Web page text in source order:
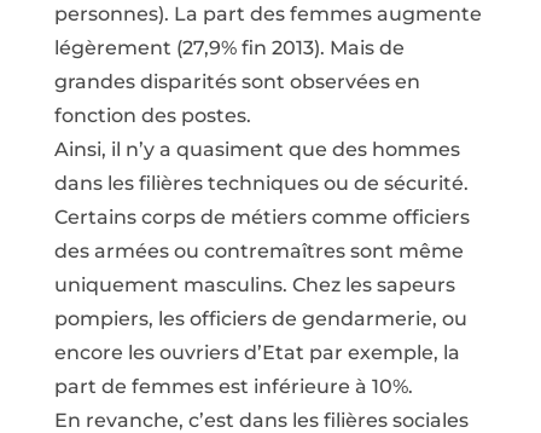
personnes). La part des femmes augmente
légèrement (27,9% fin 2013). Mais de
grandes disparités sont observées en
fonction des postes.
Ainsi, il n’y a quasiment que des hommes
dans les filières techniques ou de sécurité.
Certains corps de métiers comme officiers
des armées ou contremaîtres sont même
uniquement masculins. Chez les sapeurs
pompiers, les officiers de gendarmerie, ou
encore les ouvriers d’Etat par exemple, la
part de femmes est inférieure à 10%.
En revanche, c’est dans les filières sociales